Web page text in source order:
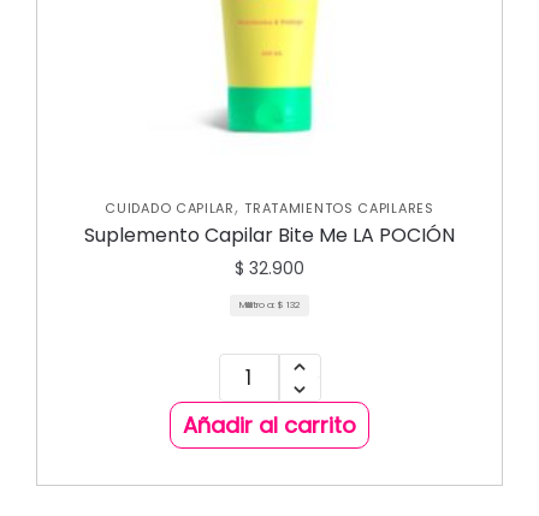
CUIDADO CAPILAR,TRATAMIENTOS CAPILARES
Suplemento Capilar Bite Me LA POCIÓN
$ 32.900
Mililitro a: $ 132
Añadir al carrito